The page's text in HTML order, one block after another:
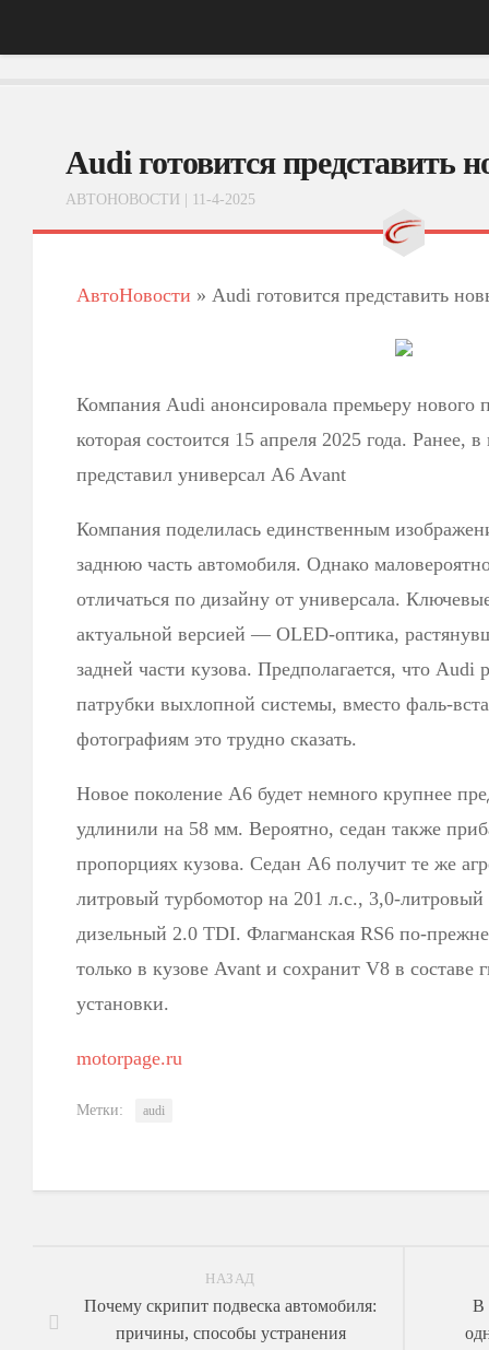
АвтоНовости
Тест-Драйв
ФотоОбзоры
Audi готовится представить
АВТОНОВОСТИ | 11-4-2025
АвтоНовости » Audi готовится представить
Компания Audi анонсировала премьеру нового
которая состоится 15 апреля 2025 года. Ранее,
представил универсал A6 Avant
Компания поделилась единственным
заднюю часть автомобиля. Однако
отличаться по дизайну от универсала.
актуальной версией — OLED-оптика,
задней части кузова. Предполагается, что
патрубки выхлопной системы, вместо фаль-
фотографиям это трудно сказать.
Новое поколение A6 будет немного крупнее
удлинили на 58 мм. Вероятно, седан также
пропорциях кузова. Седан A6 получит те же
литровый турбомотор на 201 л.с., 3,0-
дизельный 2.0 TDI. Флагманская RS6 по-
только в кузове Avant и сохранит V8 в составе
установки.
motorpage.ru
Метки: audi
В
НАЗАД
Почему скрипит подвеска автомобиля:
причины, способы устранения